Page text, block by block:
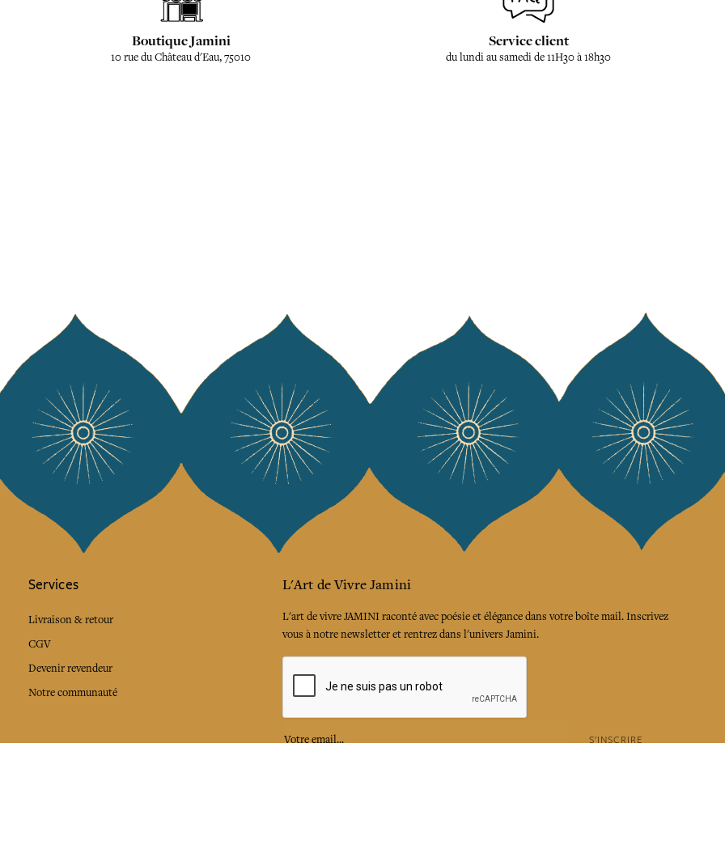
Boutique Jamini
10 rue du Château d'Eau, 75010
Service client
du lundi au samedi de 11H30 à 18h30
Services
Livraison & retour
CGV
Devenir revendeur
Notre communauté
L'Art de Vivre Jamini
L'art de vivre JAMINI raconté avec poésie et élégance dans votre boîte mail. Inscrivez
vous à notre newsletter et rentrez dans l'univers Jamini.
S'INSCRIRE